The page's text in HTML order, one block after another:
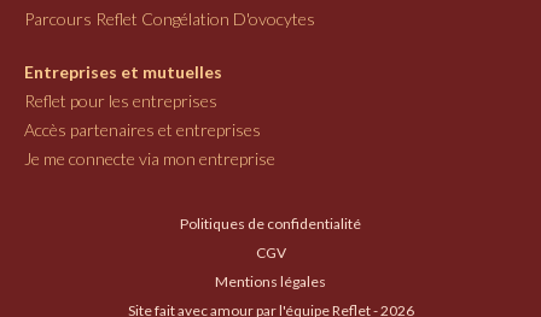
Parcours Reflet Congélation D'ovocytes
Entreprises et mutuelles
Reflet pour les entreprises
Accès partenaires et entreprises
Je me connecte via mon entreprise
Politiques de confidentialité
CGV
Mentions légales
Site fait avec amour par l'équipe Reflet - 2026